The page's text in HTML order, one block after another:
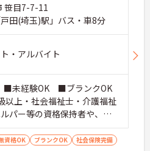
笹目7-7-11
田(埼玉)駅」バス・車8分
・アルバイト
未経験OK ■ブランクOK
以上・社会福祉士・介護福祉
パー等の資格保持者や、福
、障がい者支援施設経験
、障がい者支援員、就労支
資格OK ブランクOK
社会保険完備